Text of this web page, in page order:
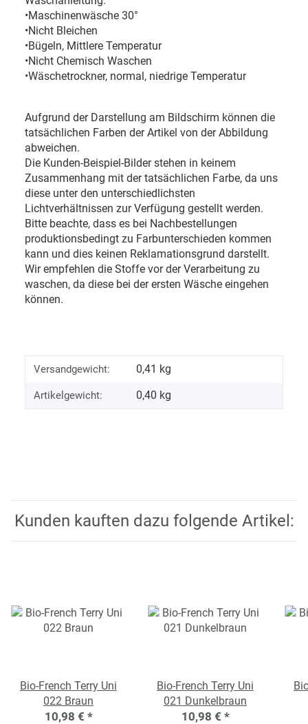
•Maschinenwäsche 30°
•Nicht Bleichen
•Bügeln, Mittlere Temperatur
•Nicht Chemisch Waschen
•Wäschetrockner, normal, niedrige Temperatur
Aufgrund der Darstellung am Bildschirm können die
tatsächlichen Farben der Artikel von der Abbildung
abweichen.
Die Kunden-Beispiel-Bilder stehen in keinem
Zusammenhang mit der tatsächlichen Farbe, da uns
diese unter den unterschiedlichsten
Lichtverhältnissen zur Verfügung gestellt werden.
Bitte beachte, dass es bei Nachbestellungen
produktionsbedingt zu Farbunterschieden kommen
kann und dies keinen Reklamationsgrund darstellt.
Wir empfehlen die Stoffe vor der Verarbeitung zu
waschen, da diese bei der ersten Wäsche eingehen
können.
Versandgewicht: 0,41 kg
Artikelgewicht: 0,40 kg
Kunden kauften dazu folgende Artikel:
Bio-French Terry Uni
022 Braun
10,98 € *
Bio-French Terry Uni
021 Dunkelbraun
10,98 € *